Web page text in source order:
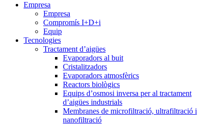
Empresa
Empresa
Compromís I+D+i
Equip
Tecnologies
Tractament d’aigües
Evaporadors al buit
Cristalitzadors
Evaporadors atmosfèrics
Reactors biològics
Equips d’osmosi inversa per al tractament
d’aigües industrials
Membranes de microfiltració, ultrafiltració i
nanofiltració